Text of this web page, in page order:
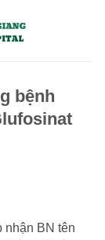
bệnh
nhận BN tên